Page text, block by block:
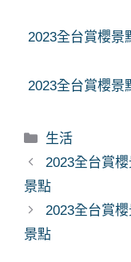
2023全台賞櫻景
2023全台賞櫻景
分
類
生活
2023全台賞
景點
2023全台賞
景點